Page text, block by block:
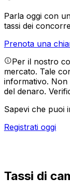
Parla oggi con
tassi dei
Prenota una
Per il nostro
mercato. Tale
informativo. Non
del denaro.
Sapevi che puoi
Registrati oggi
Tassi di